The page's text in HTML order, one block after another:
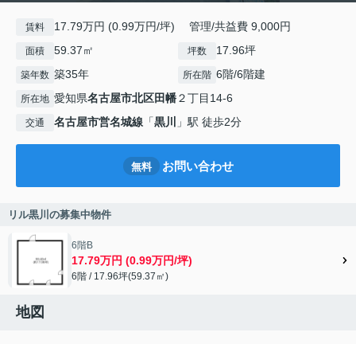
賃料 17.79万円 (0.99万円/坪) 管理/共益費 9,000円
面積 59.37㎡ 坪数 17.96坪
築年数 築35年 所在階 6階/6階建
所在地 愛知県名古屋市北区田幡２丁目14-6
交通 名古屋市営名城線 「黒川 」駅 徒歩2分
無料 お問い合わせ
リル黒川の募集中物件
6階B
17.79万円 (0.99万円/坪)
6階 / 17.96坪(59.37㎡)
地図